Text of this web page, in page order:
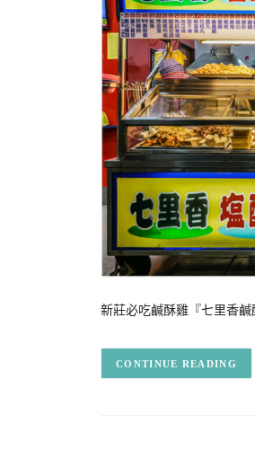
新莊必吃鹹酥雞『七里香
CONTINUE READING